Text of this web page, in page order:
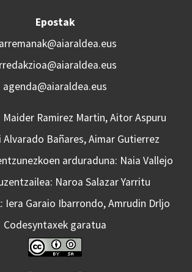
Epostak
agenda@aiaraldea.eus
Maider Ramirez Martin, Aitor Aspuru
Alvarado Bañares, Aimar Gutierrez
arduraduna: Naia Vallejo
Naroa Salazar Yarritu
Iera Garaio Ibarrondo, Amrudin Drljo
Codesyntaxek garatua